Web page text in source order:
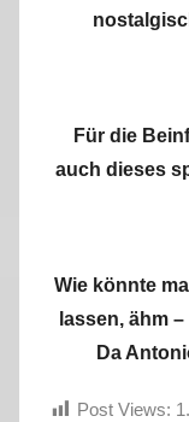
Für die
auch dieses
Wie könnte
lassen, ähm
Da
Post Views: